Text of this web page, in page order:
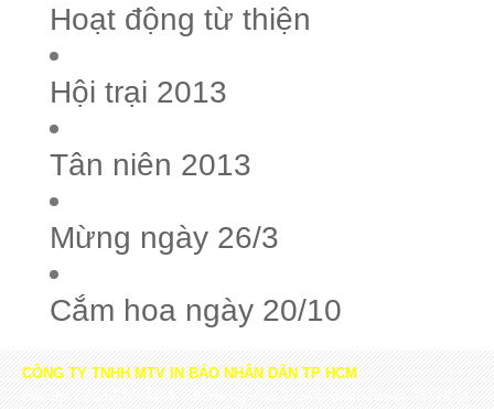
Hoạt động từ thiện
Hội trại 2013
Tân niên 2013
Mừng ngày 26/3
Cắm hoa ngày 20/10
CÔNG TY TNHH MTV IN BÁO NHÂN DÂN TP HCM